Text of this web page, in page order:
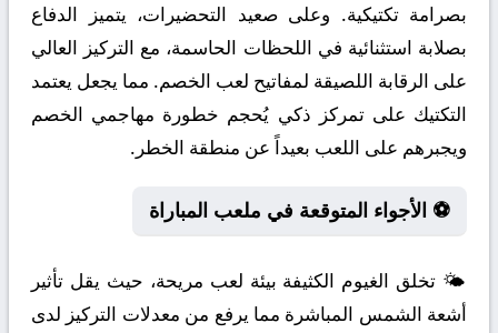
بصرامة تكتيكية. وعلى صعيد التحضيرات، يتميز الدفاع
بصلابة استثنائية في اللحظات الحاسمة، مع التركيز العالي
على الرقابة اللصيقة لمفاتيح لعب الخصم. مما يجعل يعتمد
التكتيك على تمركز ذكي يُحجم خطورة مهاجمي الخصم
ويجبرهم على اللعب بعيداً عن منطقة الخطر.
⚽ الأجواء المتوقعة في ملعب المباراة
🌤️ تخلق الغيوم الكثيفة بيئة لعب مريحة، حيث يقل تأثير
أشعة الشمس المباشرة مما يرفع من معدلات التركيز لدى